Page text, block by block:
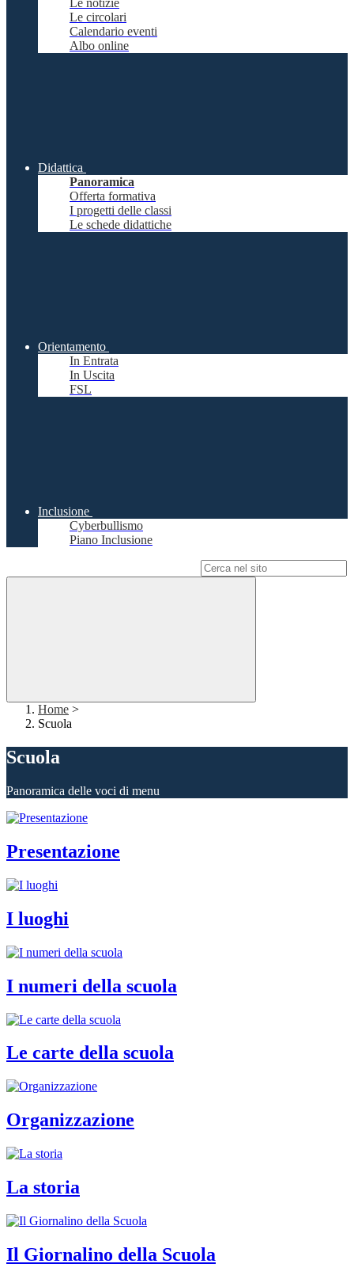
Le notizie
Le circolari
Calendario eventi
Albo online
Didattica
Panoramica
Offerta formativa
I progetti delle classi
Le schede didattiche
Orientamento
In Entrata
In Uscita
FSL
Inclusione
Cyberbullismo
Piano Inclusione
Home >
Scuola
Scuola
Panoramica delle voci di menu
Presentazione
I luoghi
I numeri della scuola
Le carte della scuola
Organizzazione
La storia
Il Giornalino della Scuola